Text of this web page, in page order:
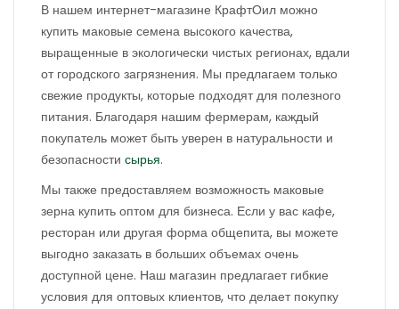
В нашем интернет-магазине КрафтОил можно
купить маковые семена высокого качества,
выращенные в экологически чистых регионах, вдали
от городского загрязнения. Мы предлагаем только
свежие продукты, которые подходят для полезного
питания. Благодаря нашим фермерам, каждый
покупатель может быть уверен в натуральности и
безопасности сырья.
Мы также предоставляем возможность маковые
зерна купить оптом для бизнеса. Если у вас кафе,
ресторан или другая форма общепита, вы можете
выгодно заказать в больших объемах очень
доступной цене. Наш магазин предлагает гибкие
условия для оптовых клиентов, что делает покупку